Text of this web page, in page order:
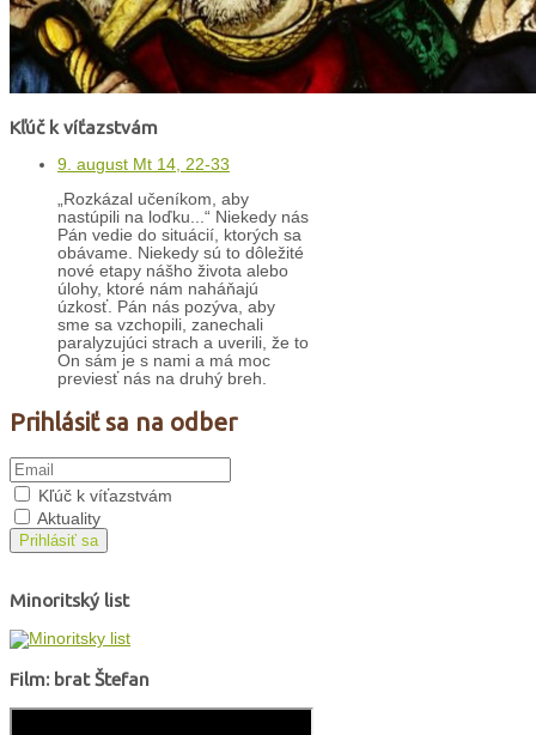
Kľúč k víťazstvám
9. august Mt 14, 22-33
„Rozkázal učeníkom, aby
nastúpili na loďku...“ Niekedy nás
Pán vedie do situácií, ktorých sa
obávame. Niekedy sú to dôležité
nové etapy nášho života alebo
úlohy, ktoré nám naháňajú
úzkosť. Pán nás pozýva, aby
sme sa vzchopili, zanechali
paralyzujúci strach a uverili, že to
On sám je s nami a má moc
previesť nás na druhý breh.
Prihlásiť sa na odber
Kľúč k víťazstvám
Aktuality
Prihlásiť sa
Minoritský list
Film: brat Štefan